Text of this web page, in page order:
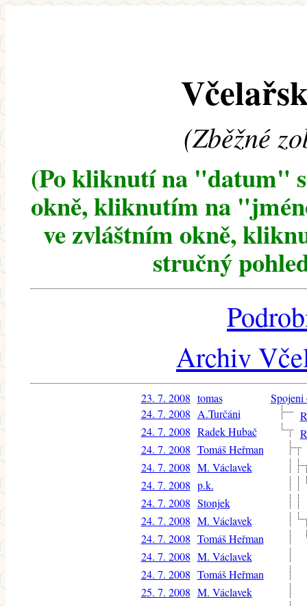
(Zběžné
(Po kliknutí na "datum"
okně, kliknutím na
ve zvláštním okně,
stručný
Archiv
23. 7. 2008 tomas
Spojeni
24. 7. 2008 A.Turčáni
24. 7. 2008 Radek Hubač
24. 7. 2008 Tomáš Heřman
24. 7. 2008 M. Václavek
24. 7. 2008 p.k.
24. 7. 2008 Stonjek
24. 7. 2008 M. Václavek
24. 7. 2008 Tomáš Heřman
24. 7. 2008 M. Václavek
24. 7. 2008 Tomáš Heřman
25. 7. 2008 M. Václavek